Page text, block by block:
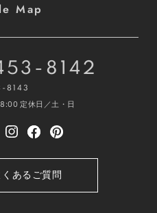
Map
8142
8143
定休日／土・日
くあるご質問